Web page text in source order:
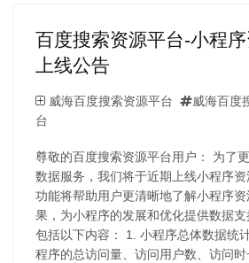
百度搜索资源平台-小程
上线公告
威海百度搜索资源平台
威海百度
台
尊敬的百度搜索资源平台用户： 为了
数据服务，我们将于近期上线小程序
功能将帮助用户更清晰地了解小程序
果，为小程序的发展和优化提供数据
包括以下内容： 1. 小程序总体数据统
程序的总访问量、访问用户数、访问